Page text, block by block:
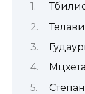
Телави
Мцхета